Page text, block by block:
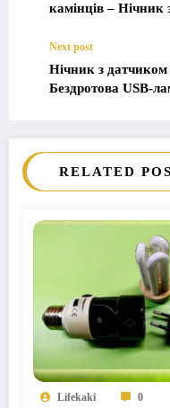
камінців – Нічник
Next post
Нічник з датчиком
Бездротова USB-
RELATED
Lifekaki 0